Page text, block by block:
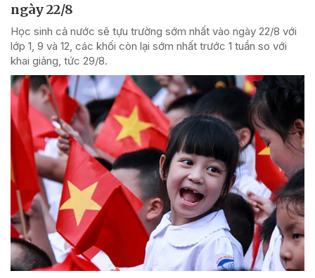
ngày 22/8
Học sinh cả nước sẽ tựu trường sớm nhất vào ngày 22/8 với
lớp 1, 9 và 12, các khối còn lại sớm nhất trước 1 tuần so với
khai giảng, tức 29/8.